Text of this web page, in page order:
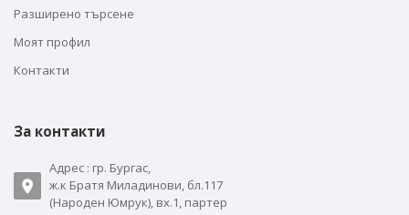
Разширено търсене
Моят профил
Контакти
За контакти
Адрес : гр. Бургас,
ж.к Братя Миладинови, бл.117
(Народен Юмрук), вх.1, партер